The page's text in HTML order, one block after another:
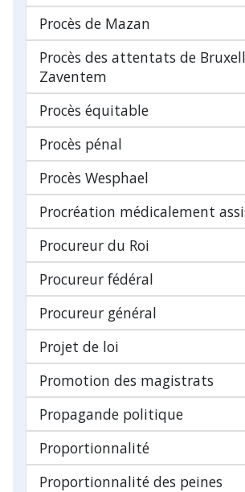
Procès de Mazan
Procès des attentats de
Zaventem
Procès équitable
Procès pénal
Procès Wesphael
Procréation médicalement
Procureur du Roi
Procureur fédéral
Procureur général
Projet de loi
Promotion des magistrats
Propagande politique
Proportionnalité
Proportionnalité des peines